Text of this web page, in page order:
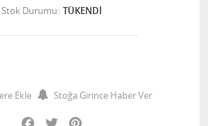
Stok Durumu TÜKENDİ
Ekle
Stoğa Girince Haber Ver
Facebook
Twitter